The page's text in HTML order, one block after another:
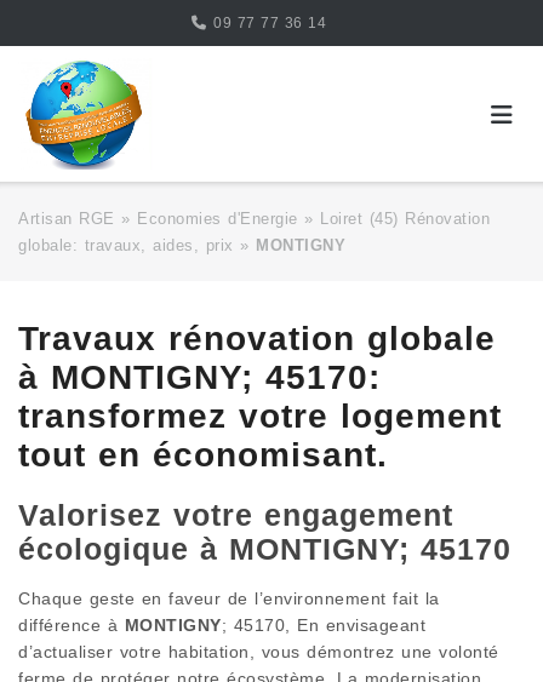
content
09 77 77 36 14
Artisan RGE » Economies d'Energie »
Loiret (45) Rénovation
globale: travaux, aides, prix » MONTIGNY
Travaux rénovation globale
à MONTIGNY; 45170:
transformez votre logement
tout en économisant.
Valorisez votre engagement
écologique à MONTIGNY; 45170
Chaque geste en faveur de l’environnement fait la
différence à MONTIGNY; 45170, En envisageant
d’actualiser votre habitation, vous démontrez une volonté